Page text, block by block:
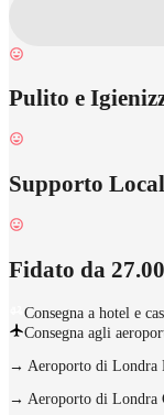
Pulito e
Supporto
Fidato da
Consegna a hotel e
Consegna agli
→ Aeroporto di Londra
→ Aeroporto di Londra